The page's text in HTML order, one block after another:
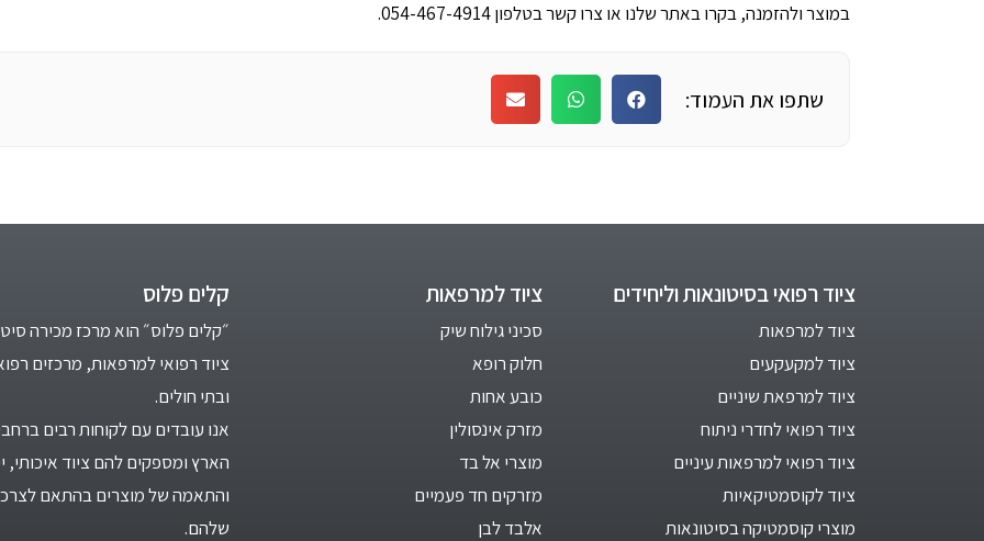
במוצר ולהזמנה, בקרו באתר שלנו או צרו קשר בטלפון 054-467-4914.
שתפו את העמוד:
ציוד רפואי בסיטונאות וליחידים
ציוד למרפאות
ציוד למקעקעים
ציוד למרפאת שיניים
ציוד רפואי לחדרי ניתוח
ציוד רפואי למרפאות עיניים
ציוד לקוסמטיקאיות
מוצרי קוסמטיקה בסיטונאות
ציוד למרפאות
סכיני גילוח שיק
חלוק רופא
כובע אחות
מזרק אינסולין
מוצרי אל בד
מזרקים חד פעמיים
אלבד לבן
קלים פלוס
״קלים פלוס״ הוא מרכז מכירה
ציוד רפואי למרפאות, מרכזים
ובתי חולים.
אנו עובדים עם לקוחות רבים
הארץ ומספקים להם ציוד איכותי,
והתאמה של מוצרים בהתאם
שלהם.